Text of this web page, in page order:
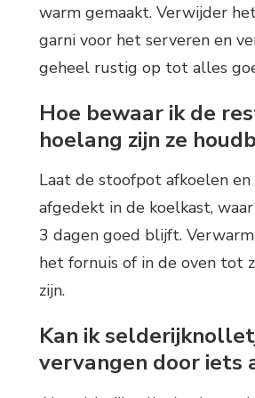
warm gemaakt. Verwijder
garni voor het serveren en
geheel rustig op tot alles
Hoe bewaar ik de
hoelang zijn ze
Laat de stoofpot afkoelen
afgedekt in de koelkast,
3 dagen goed blijft.
het fornuis of in de oven tot
zijn.
Kan ik
vervangen door iets